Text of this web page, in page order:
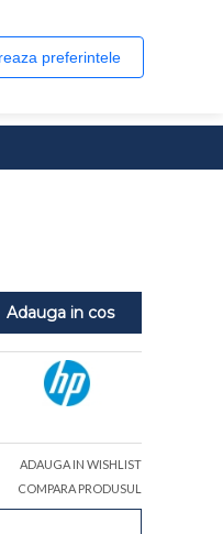
Administreaza preferintele
0 produs(e)
Adauga in cos
ADAUGA IN WISHLIST
COMPARA PRODUSUL